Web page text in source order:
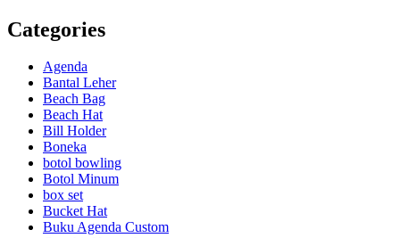
Categories
Agenda
Bantal Leher
Beach Bag
Beach Hat
Bill Holder
Boneka
botol bowling
Botol Minum
box set
Bucket Hat
Buku Agenda Custom